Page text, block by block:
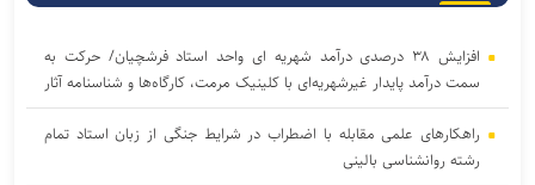
افزایش ۳۸ درصدی درآمد شهریه ای واحد استاد فرشچیان/ حرکت به
سمت درآمد پایدار غیرشهریه‌ای با کلینیک مرمت، کارگاه‌ها و شناسنامه آثار
راهکارهای علمی مقابله با اضطراب در شرایط جنگی از زبان استاد تمام
رشته روانشناسی بالینی